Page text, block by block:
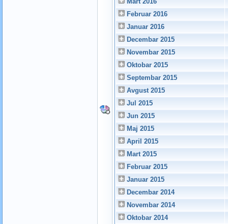
Februar 2016
Januar 2016
Decembar 2015
Novembar 2015
Oktobar 2015
Septembar 2015
Avgust 2015
Jul 2015
Jun 2015
Maj 2015
April 2015
Mart 2015
Februar 2015
Januar 2015
Decembar 2014
Novembar 2014
Oktobar 2014